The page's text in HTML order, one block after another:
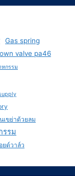
Gas spring
valve pa46
กรรม
เขย่าด้วยลม
รรม
ยด์วาล์ว